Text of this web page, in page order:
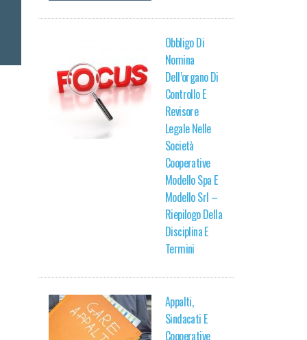
Obbligo Di
Nomina
Dell’organo Di
Controllo E
Revisore
Legale Nelle
Società
Cooperative
Modello Spa E
Modello Srl –
Riepilogo Della
Disciplina E
Termini
Appalti,
Sindacati E
Cooperative